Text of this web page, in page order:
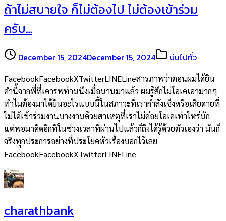
ถ้าไม่สบายใจ ก็ไม่ต้องไป ไม่ต้องเข้าร่วม
ครับ…
December 15, 2024December 15, 2024 บ่นไปทั่ว
FacebookFacebookXTwitterLINELineสารภาพว่าตอนผมได้ยิน
คำนี้จากพี่ที่เคารพท่านนึงเมื่อนานมาแล้ว ผมรู้สึกไม่โอเคเอามากๆ
ทำไมต้องมาได้ยินอะไรแบบนี้ในสภาวะที่เรากำลังเซ็งหรือเสียดายที่
ไม่ได้เข้าร่วมงานบางงานด้วยสาเหตุที่เราไม่ค่อยโอเคเท่าไหร่นัก
แต่พอมาคิดอีกทีในช่วงเวลาที่ผ่านไปแล้วก็ถึงได้รู้ด้วยตัวเองว่า มันก็
จริงทุกประการอย่างที่ประโยคหัวเรื่องบอกไว้เลย
FacebookFacebookXTwitterLINELine
charathbank